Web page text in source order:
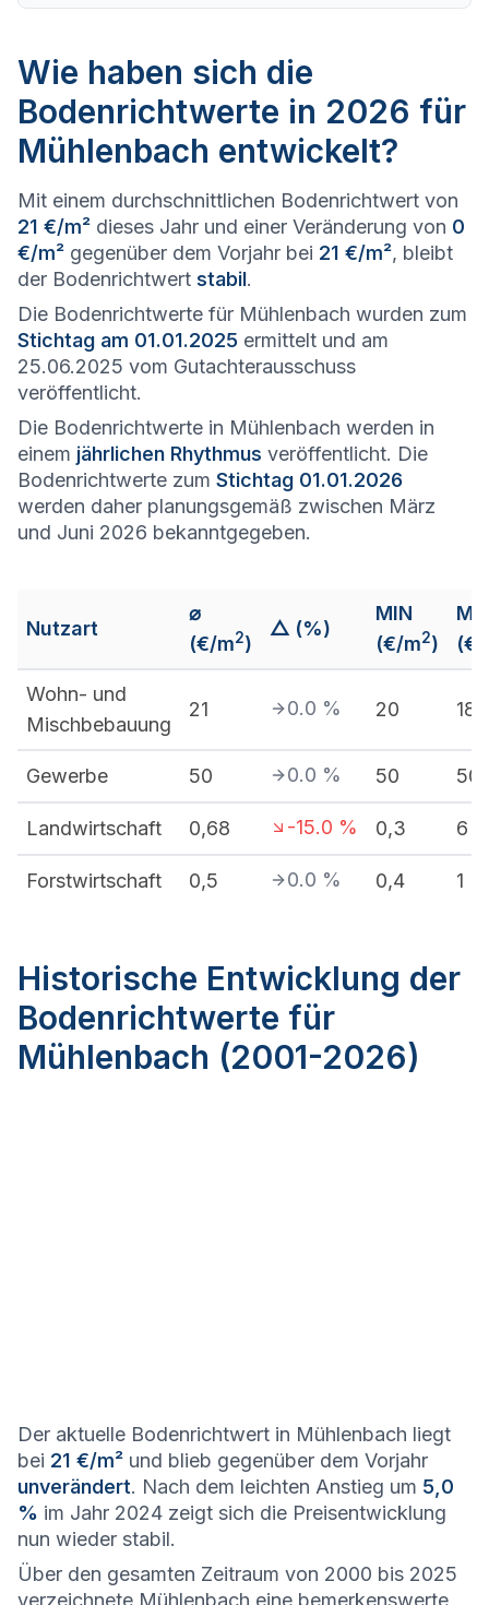
Wie haben sich die
Bodenrichtwerte in 2026 für
Mühlenbach entwickelt?
Mit einem durchschnittlichen Bodenrichtwert von
21 €/m² dieses Jahr und einer Veränderung von 0
€/m² gegenüber dem Vorjahr bei 21 €/m², bleibt
der Bodenrichtwert stabil.
Die Bodenrichtwerte für Mühlenbach wurden zum
Stichtag am 01.01.2025 ermittelt und am
25.06.2025 vom Gutachterausschuss
veröffentlicht.
Die Bodenrichtwerte in Mühlenbach werden in
einem jährlichen Rhythmus veröffentlicht. Die
Bodenrichtwerte zum Stichtag 01.01.2026
werden daher planungsgemäß zwischen März
und Juni 2026 bekanntgegeben.
Nutzart
⌀
(€/m2)
△ (%)
MIN
(€/m2)
(€/
Wohn- und
Mischbebauung
21 0.0 % 20 180
Gewerbe 50 0.0 % 50 50
Landwirtschaft 0,68 -15.0 % 0,3 6
Forstwirtschaft 0,5 0.0 % 0,4 1
Historische Entwicklung der
Bodenrichtwerte für
Mühlenbach (2001-2026)
Der aktuelle Bodenrichtwert in Mühlenbach liegt
bei 21 €/m² und blieb gegenüber dem Vorjahr
unverändert. Nach dem leichten Anstieg um 5,0
% im Jahr 2024 zeigt sich die Preisentwicklung
nun wieder stabil.
Über den gesamten Zeitraum von 2000 bis 2025
verzeichnete Mühlenbach eine bemerkenswerte